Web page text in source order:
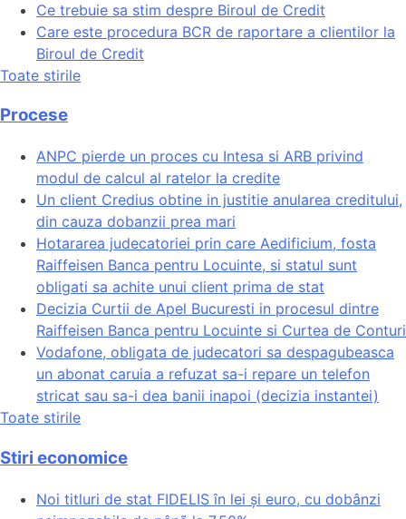
Ce trebuie sa stim despre Biroul de Credit
Care este procedura BCR de raportare a clientilor la
Biroul de Credit
Toate stirile
Procese
ANPC pierde un proces cu Intesa si ARB privind
modul de calcul al ratelor la credite
Un client Credius obtine in justitie anularea creditului,
din cauza dobanzii prea mari
Hotararea judecatoriei prin care Aedificium, fosta
Raiffeisen Banca pentru Locuinte, si statul sunt
obligati sa achite unui client prima de stat
Decizia Curtii de Apel Bucuresti in procesul dintre
Raiffeisen Banca pentru Locuinte si Curtea de Conturi
Vodafone, obligata de judecatori sa despagubeasca
un abonat caruia a refuzat sa-i repare un telefon
stricat sau sa-i dea banii inapoi (decizia instantei)
Toate stirile
Stiri economice
Noi titluri de stat FIDELIS în lei și euro, cu dobânzi